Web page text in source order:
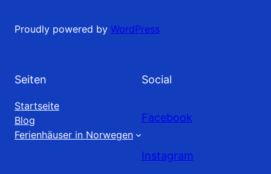
Proudly powered by WordPress
Seiten
Startseite
Blog
Ferienhäuser in Norwegen
Social
Facebook
Instagram